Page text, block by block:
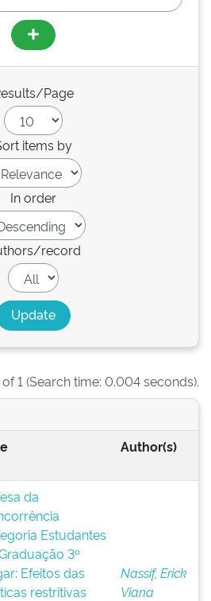
Page
items by
In order
record
of 1 (Search time: 0.004 seconds).
Author(s)
da
Estudantes
3º
Efeitos das
restritivas
Nassif, Erick
Viana